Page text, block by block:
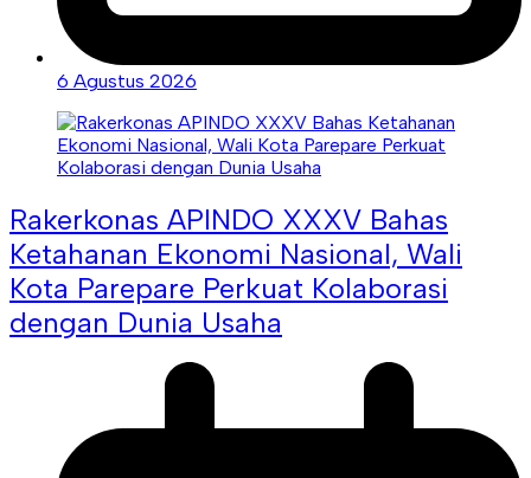
6 Agustus 2026
Rakerkonas APINDO XXXV Bahas
Ketahanan Ekonomi Nasional, Wali
Kota Parepare Perkuat Kolaborasi
dengan Dunia Usaha